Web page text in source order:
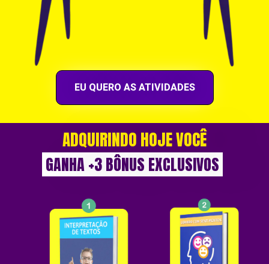
EU QUERO AS ATIVIDADES
ADQUIRINDO HOJE VOCÊ
GANHA +3 BÔNUS EXCLUSIVOS